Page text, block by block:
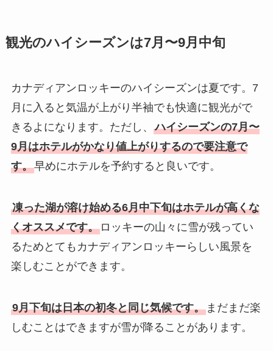
観光のハイシーズンは7月〜9月中旬
カナディアンロッキーのハイシーズンは夏です。7
月に入ると気温が上がり半袖でも快適に観光がで
きるよになります。ただし、 ハイシーズンの7月〜
9月はホテルがかなり値上がりするので要注意で
す。早めにホテルを予約すると良いです。
凍った湖が溶け始める6月中下旬はホテルが高くな
くオススメです。ロッキーの山々に雪が残ってい
るためとてもカナディアンロッキーらしい風景を
楽しむことができます。
9月下旬は日本の初冬と同じ気候です。まだまだ楽
しむことはできますが雪が降ることがあります。